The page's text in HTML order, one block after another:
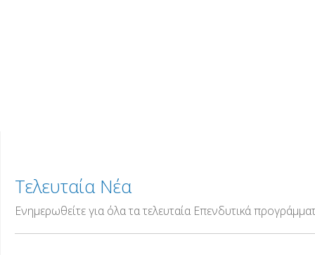
Τελευταία Νέα
Ενημερωθείτε για όλα τα τελευταία Επενδυτικά